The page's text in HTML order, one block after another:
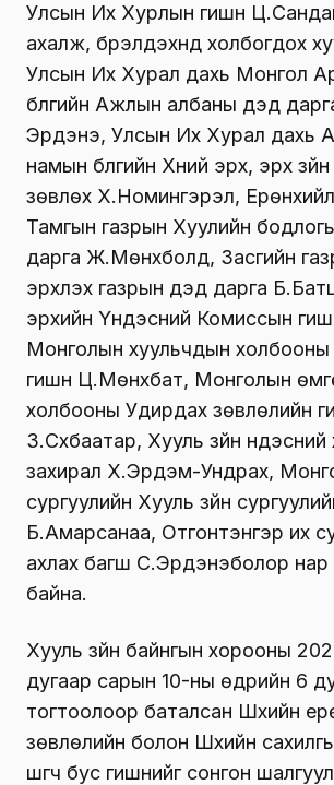
Улсын Их Хурлын гишүүн
ахалж, бүрэлдэхүүнд холбогдох
Улсын Их Хурал дахь Монгол
бүлгийн Ажлын албаны дэд
Эрдэнэ, Улсын Их Хурал дахь
намын бүлгийн Хүний эрх, эрх
зөвлөх Х.Номингэрэл,
Тамгын газрын Хуулийн
дарга Ж.Мөнхболд, Засгийн
эрхлэх газрын дэд дарга
эрхийн Үндэсний Комиссын
Монголын хуульчдын холбооны
гишүүн Ц.Мөнхбат, Монголын
холбооны Удирдах зөвлөлийн
З.Сүхбаатар, Хууль зүйн үндэсний
захирал Х.Эрдэм-Ундрах,
сургуулийн Хууль зүйн
Б.Амарсанаа, Отгонтэнгэр их
ахлах багш С.Эрдэнэболор нар
байна.
Хууль зүйн байнгын хорооны
дугаар сарын 10-ны өдрийн 6
тогтоолоор баталсан Шүүхийн
зөвлөлийн болон Шүүхийн
шүүгч бус гишүүнийг сонгон